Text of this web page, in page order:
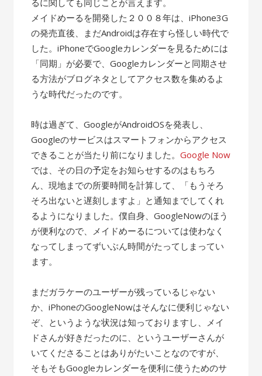
メイドめーるを開発した２００８年は、iPhone3G
の発売直後、まだAndroidは存在すら怪しい時代で
した。iPhoneでGoogleカレンダーを見るためには
「同期」が必要で、Googleカレンダーと同期させ
る方法がブログネタとしてアクセス数を集めるよ
うな時代だったのです。
時は過ぎて、GoogleがAndroidOSを発表し、
Googleのサービスはスマートフォンからアクセス
できることが当たり前になりました。Google Now
では、その日の予定をお知らせするのはもちろ
ん、現地までの所要時間を計算して、「もうそろ
そろ出ないと遅刻しますよ」と通知までしてくれ
るようになりました。僕自身、GoogleNowのほう
が便利なので、メイドめーるについては使わなく
なってしまってずいぶん時間がたってしまってい
ます。
まだガラケーのユーザーが残っているじゃない
か、iPhoneのGoogleNowはそんなに便利じゃない
ぞ、というような状況は知っておりますし、メイ
ドさんが好きだったのに、というユーザーさんが
いてくださることはありがたいことなのですが、
そもそもGoogleカレンダーを便利に使うためのサ